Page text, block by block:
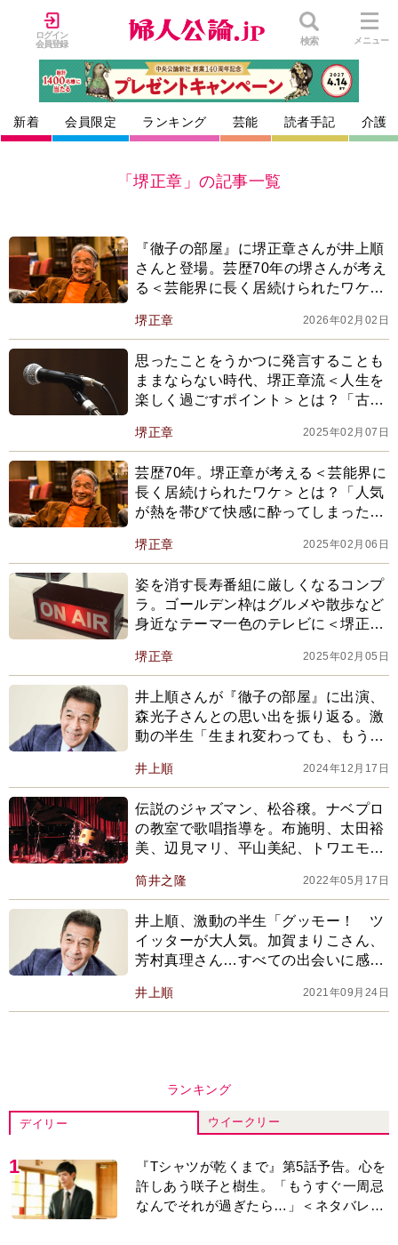
ログイン
会員登録
検索 メニュー
新着 会員限定 ランキング 芸能 読者手記 介護
「堺正章」の記事一覧
『徹子の部屋』に堺正章さんが井上順
さんと登場。芸歴70年の堺さんが考え
る＜芸能界に長く居続けられたワケ
しまったら、絶対に…」
堺正章 2026年02月02日
思ったことをうかつに発言することも
ままならない時代、堺正章流＜人生を
楽しく過ごすポイント＞とは？「古い
王様になるのは恥ずかしい」
堺正章 2025年02月07日
芸歴70年。堺正章が考える＜芸能界に
長く居続けられたワケ＞とは？「人気
が熱を帯びて快感に酔ってしまった
堺正章 2025年02月06日
姿を消す長寿番組に厳しくなるコンプ
ラ。ゴールデン枠はグルメや散歩など
身近なテーマ一色のテレビに＜堺正章
益』という存在」
堺正章 2025年02月05日
井上順さんが『徹子の部屋』に出演、
森光子さんとの思い出を振り返る。激
動の半生「生まれ変わっても、もう一
井上順 2024年12月17日
伝説のジャズマン、松谷穣。ナベプロ
の教室で歌唱指導を。布施明、太田裕
美、辺見マリ、平山美紀、トワエモ
手たち
筒井之隆 2022年05月17日
井上順、激動の半生「グッモー！ ツ
イッターが大人気。加賀まりこさん、
芳村真理さん…すべての出会いに感
井上順 2021年09月24日
ランキング
デイリー ウイークリー
1
『Tシャツが乾くまで』第5話予告。心を
許しあう咲子と樹生。「もうすぐ一周忌
なんでそれが過ぎたら…」＜ネタバレあ